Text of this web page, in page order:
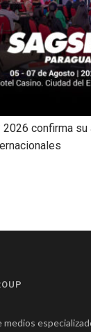
2026 confirma